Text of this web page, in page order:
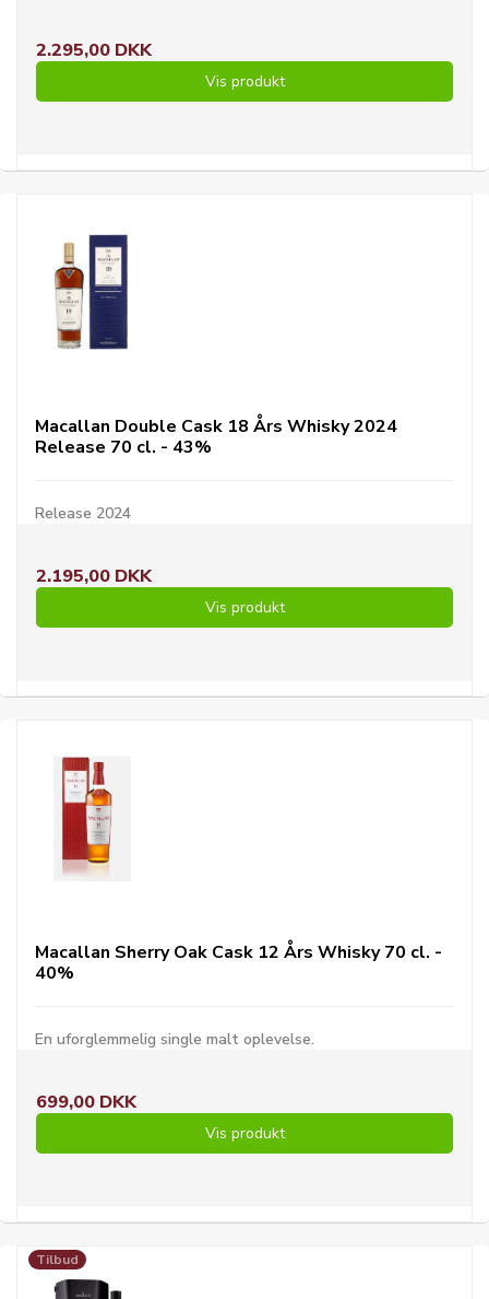
2.295,00 DKK
Vis produkt
Macallan Double Cask 18 Års Whisky 2024
Release 70 cl. - 43%
Release 2024
2.195,00 DKK
Vis produkt
Macallan Sherry Oak Cask 12 Års Whisky 70 cl. -
40%
En uforglemmelig single malt oplevelse.
699,00 DKK
Vis produkt
Tilbud